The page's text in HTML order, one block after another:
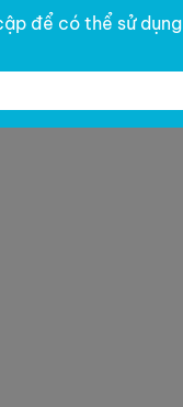
để có thể sử dụng